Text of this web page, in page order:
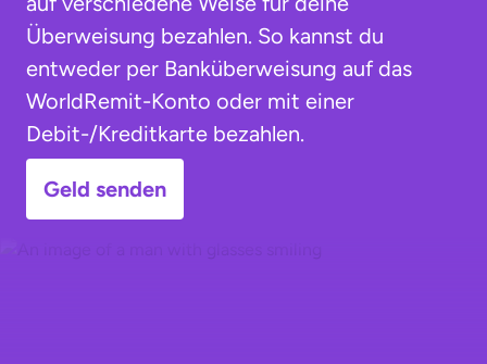
Überweisung bezahlen. So kannst du
entweder per Banküberweisung auf das
WorldRemit-Konto oder mit einer
Debit-/Kreditkarte bezahlen.
Geld senden